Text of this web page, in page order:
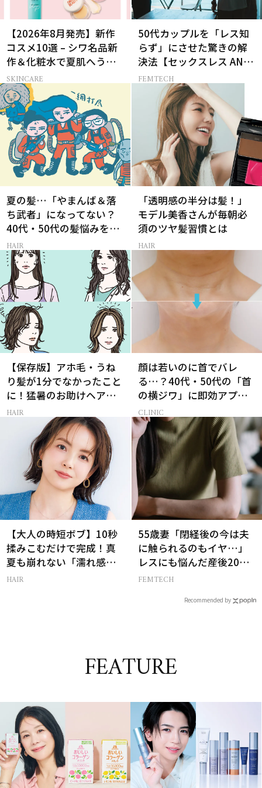
【2026年8月発売】新作
コスメ10選 – シワ名品新
作＆化粧水で夏肌へうる
おいチャージ
SKINCARE
50代カップルを「レス知
らず」にさせた驚きの解
決法【セックスレス AND
THE CITY -女たちの告
白-】
FEMTECH
夏の髪…「やまんば＆落
ち武者」になってない？
40代・50代の髪悩みをレ
スキューする裏ワザ
HAIR
「透明感の半分は髪！」
モデル美香さんが毎朝必
須のツヤ髪習慣とは
HAIR
【保存版】アホ毛・うね
り髪が1分でなかったこと
に！猛暑のお助けヘアア
イテム16選
HAIR
顔は若いのに首でバレ
る…？40代・50代の「首
の横ジワ」に即効アプロ
ーチする最新美容医療と
は
CLINIC
【大人の時短ボブ】10秒
揉みこむだけで完成！真
夏も崩れない「濡れ感ハ
ンサムヘア」
HAIR
55歳妻「閉経後の今は夫
に触られるのもイヤ…」
レスにも悩んだ産後20年
の葛藤
FEMTECH
Recommended by
FEATURE